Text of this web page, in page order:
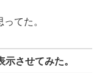
てた。
させてみた。